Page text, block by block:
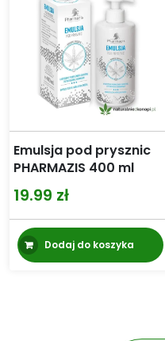
Emulsja pod prysznic
PHARMAZIS 400 ml
19.99 zł
Dodaj do koszyka